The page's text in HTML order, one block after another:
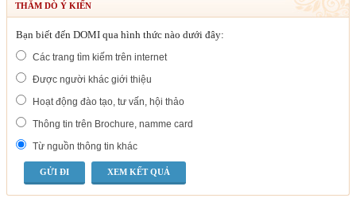
THĂM DÒ Ý KIẾN
Bạn biết đến DOMI qua hình thức nào dưới đây:
Các trang tìm kiếm trên internet
Được người khác giới thiệu
Hoạt động đào tạo, tư vấn, hội thảo
Thông tin trên Brochure, namme card
Từ nguồn thông tin khác
XEM KẾT QUẢ